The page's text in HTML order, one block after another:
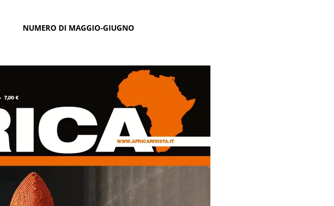
NUMERO DI MAGGIO-GIUGNO